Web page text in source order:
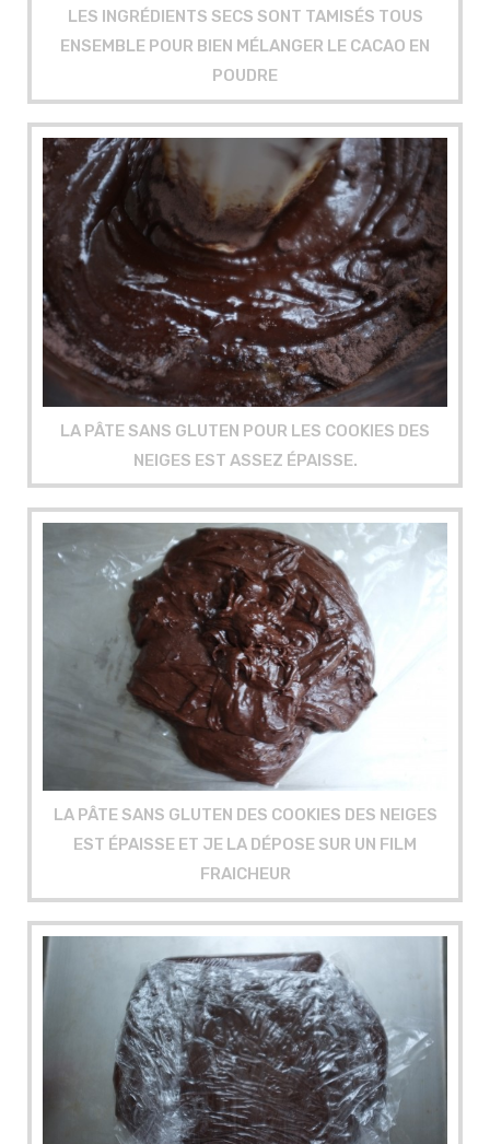
LES INGRÉDIENTS SECS SONT TAMISÉS TOUS
ENSEMBLE POUR BIEN MÉLANGER LE CACAO EN
POUDRE
LA PÂTE SANS GLUTEN POUR LES COOKIES DES
NEIGES EST ASSEZ ÉPAISSE.
LA PÂTE SANS GLUTEN DES COOKIES DES NEIGES
EST ÉPAISSE ET JE LA DÉPOSE SUR UN FILM
FRAICHEUR